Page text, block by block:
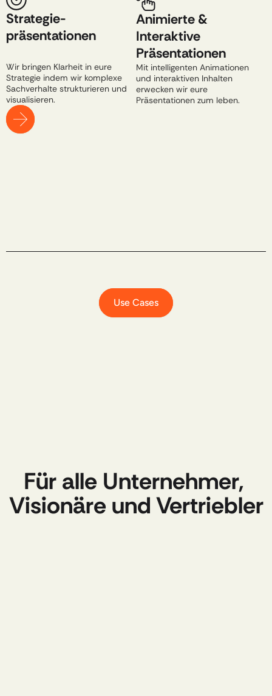
Strategie-
präsentationen
Wir bringen Klarheit in eure
Strategie indem wir komplexe
Sachverhalte strukturieren und
visualisieren.
Animierte &
Interaktive
Präsentationen​ ​
Mit intelligenten Animationen
und interaktiven Inhalten
erwecken wir eure
Präsentationen zum leben​.
Use Cases
Für alle Unternehmer,
Visionäre und Vertriebler